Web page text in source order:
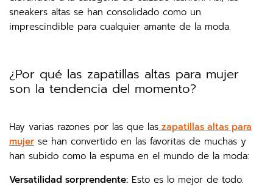
sneakers altas se han consolidado como un
imprescindible para cualquier amante de la moda.
¿Por qué las zapatillas altas para mujer
son la tendencia del momento?
Hay varias razones por las que las zapatillas altas para
mujer se han convertido en las favoritas de muchas y
han subido como la espuma en el mundo de la moda:
Versatilidad sorprendente: Esto es lo mejor de todo.